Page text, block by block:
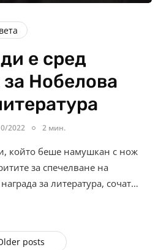
е сред
Нобелова
2022 2 мин.
който беше намушкан с нож
за спечелване на
за литература, сочат…
posts